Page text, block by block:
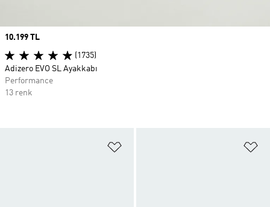
Price
10.199 TL
(1735)
Adizero EVO SL Ayakkabı
Performance
13 renk